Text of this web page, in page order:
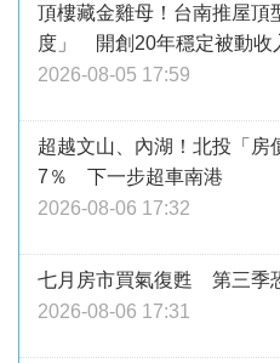
頂樓藏金雞母！台南推屋頂
度」 開創20年穩定被動收
2026-08-05 17:59
超越文山、內湖！北投「房
7％ 下一步超車南港
2026-08-06 17:32
七月房市買氣復甦 第三季
2026-08-06 17:31